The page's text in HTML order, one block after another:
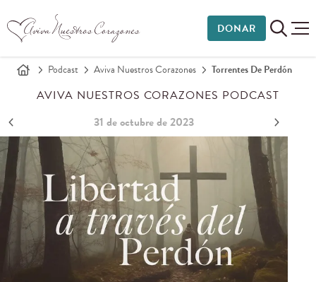
DONAR
Podcast Aviva Nuestros Corazones Torrentes De Perdón
AVIVA NUESTROS CORAZONES PODCAST
31 de octubre de 2023